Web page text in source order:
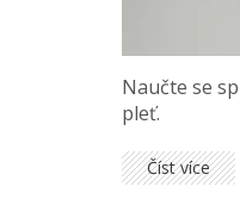
Naučte se
pleť.
Číst více